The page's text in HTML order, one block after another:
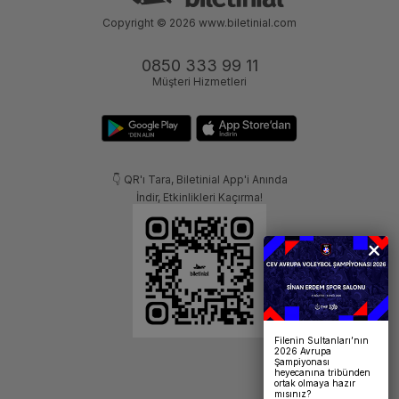
0850 333 99 11
Müşteri Hizmetleri
👇 QR'ı Tara, Biletinial App'i Anında
İndir, Etkinlikleri Kaçırma!
Copyright © 2026 www.biletinial.com
Filenin Sultanları’nın
2026 Avrupa
Şampiyonası
heyecanına tribünden
ortak olmaya hazır
mısınız?